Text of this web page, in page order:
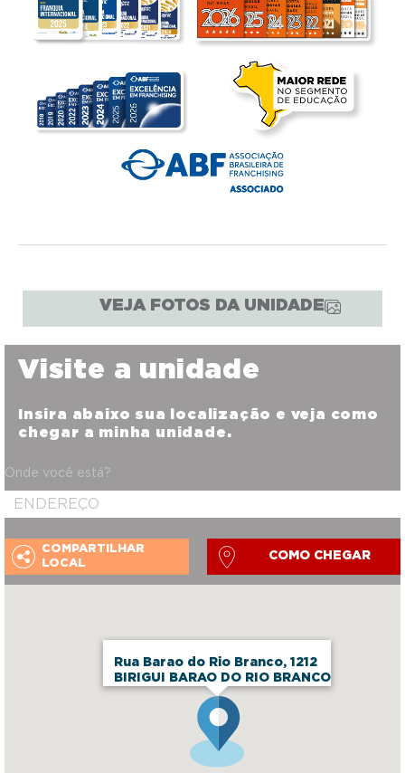
VEJA FOTOS DA UNIDADE
Rua Barao do Rio Branco, 1212
BIRIGUI BARAO DO RIO BRANCO
Visite a unidade
Insira abaixo sua localização e veja como
chegar a minha unidade.
Onde você está?
COMPARTILHAR
LOCAL
COMO CHEGAR